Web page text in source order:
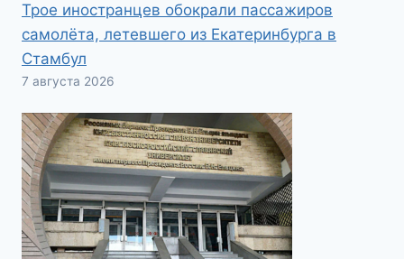
Трое иностранцев обокрали пассажиров
самолёта, летевшего из Екатеринбурга в
Стамбул
7 августа 2026